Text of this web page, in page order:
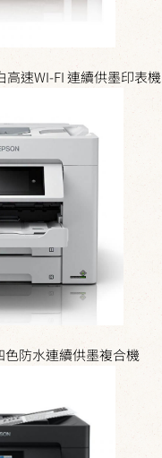
高速WI-FI 連續供墨印表機
色防水連續供墨複合機